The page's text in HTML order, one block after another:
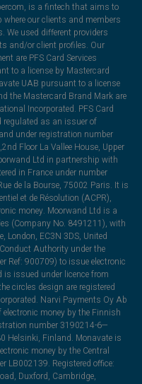
is a fintech that aims to
our clients and members
We used different providers
and/or client profiles. Our
are PFS Card Services
to a license by Mastercard
UAB pursuant to a license
the Mastercard Brand Mark are
Incorporated. PFS Card
as an issuer of
under registration number
Floor La Vallee House, Upper
Ltd in partnership with
in France under number
de la Bourse, 75002 Paris. It is
et de Résolution (ACPR),
money. Moorwand Ltd is a
(Company No. 8491211), with
London, EC3N 3DS, United
Authority under the
Ref: 900709) to issue electronic
issued under licence from
circles design are registered
Narvi Payments Oy Ab
money by the Finnish
number 3190214-6—
Helsinki, Finland. Monavate is
money by the Central
LB002139. Registered office:
Duxford, Cambridge,